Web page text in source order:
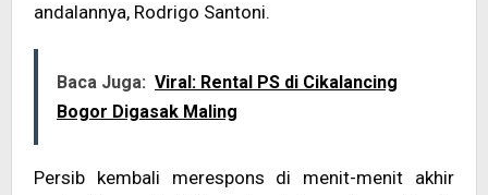
andalannya, Rodrigo Santoni.
Baca Juga: Viral: Rental PS di Cikalancing
Bogor Digasak Maling
Persib kembali merespons di menit-menit akhir